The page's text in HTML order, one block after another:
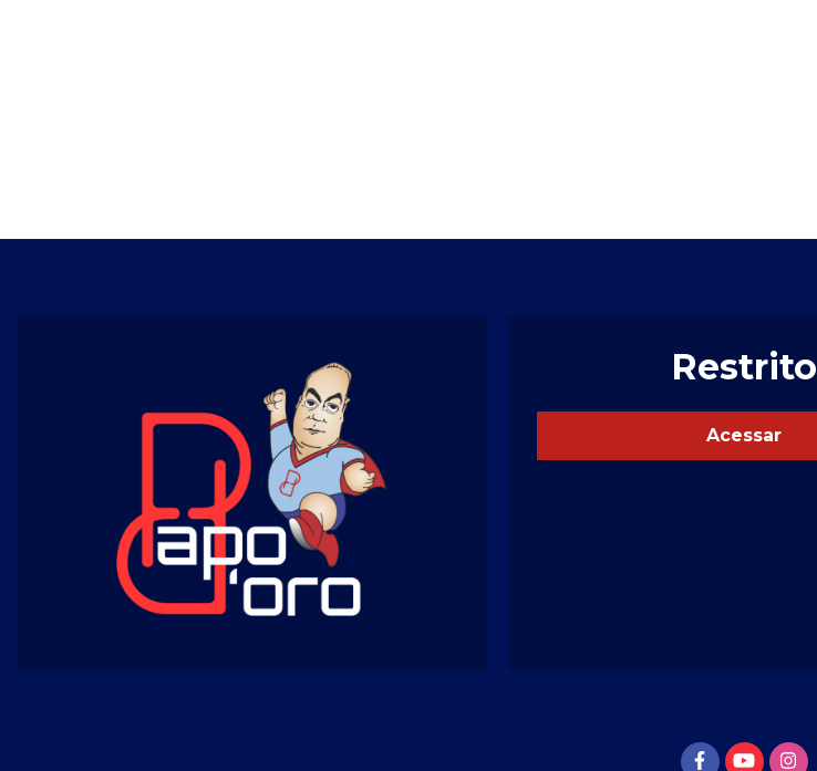
Restrito
Acessar